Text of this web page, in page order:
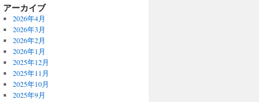
アーカイブ
2026年4月
2026年3月
2026年2月
2026年1月
2025年12月
2025年11月
2025年10月
2025年9月